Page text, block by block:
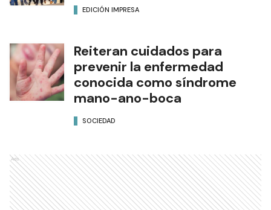
EDICIÓN IMPRESA
Reiteran cuidados para
prevenir la enfermedad
conocida como síndrome
mano-ano-boca
SOCIEDAD
Ads